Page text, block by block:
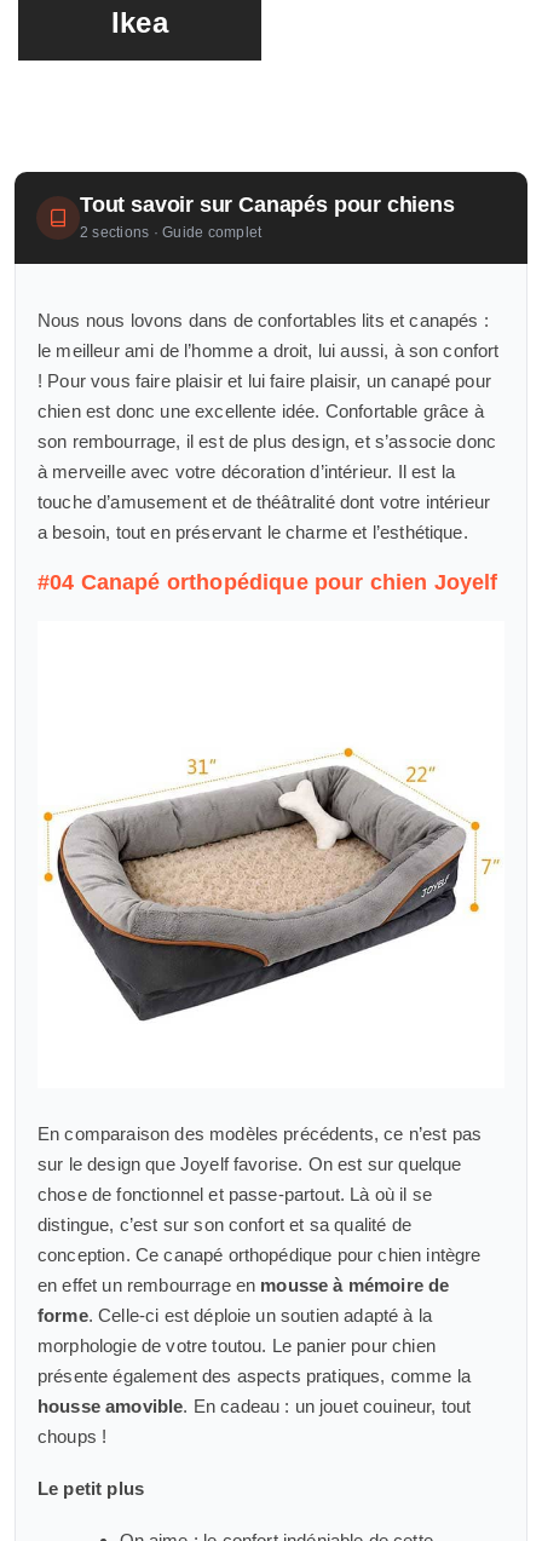
Ikea
Tout savoir sur Canapés pour chiens
2 sections · Guide complet
Nous nous lovons dans de confortables lits et canapés :
le meilleur ami de l’homme a droit, lui aussi, à son confort
! Pour vous faire plaisir et lui faire plaisir, un canapé pour
chien est donc une excellente idée. Confortable grâce à
son rembourrage, il est de plus design, et s’associe donc
à merveille avec votre décoration d’intérieur. Il est la
touche d’amusement et de théâtralité dont votre intérieur
a besoin, tout en préservant le charme et l’esthétique.
#04 Canapé orthopédique pour chien Joyelf
En comparaison des modèles précédents, ce n’est pas
sur le design que Joyelf favorise. On est sur quelque
chose de fonctionnel et passe-partout. Là où il se
distingue, c’est sur son confort et sa qualité de
conception. Ce canapé orthopédique pour chien intègre
en effet un rembourrage en mousse à mémoire de
forme. Celle-ci est déploie un soutien adapté à la
morphologie de votre toutou. Le panier pour chien
présente également des aspects pratiques, comme la
housse amovible. En cadeau : un jouet couineur, tout
choups !
Le petit plus